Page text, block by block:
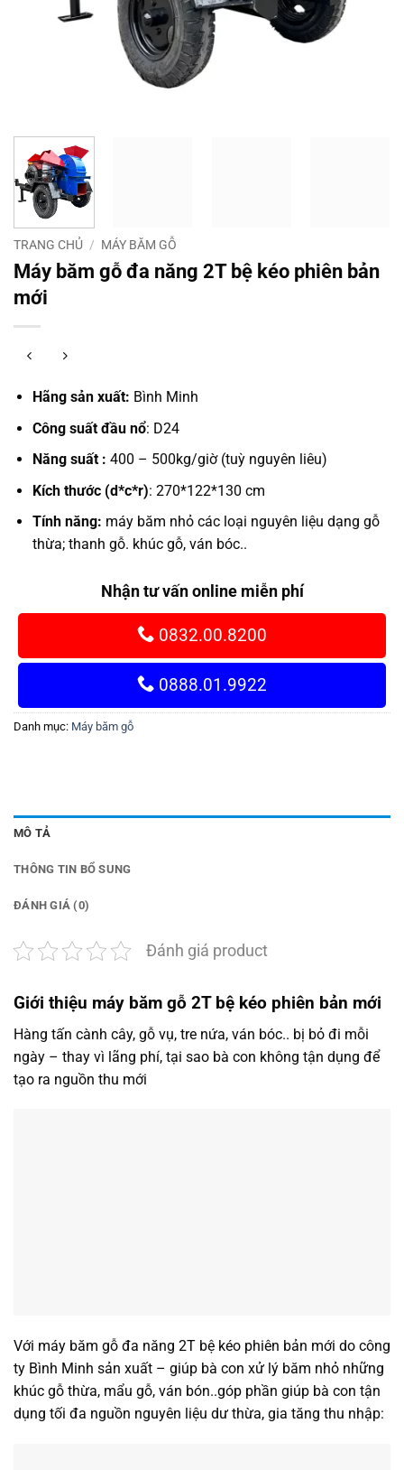
TRANG CHỦ / MÁY BĂM GỖ
Máy băm gỗ đa năng 2T bệ kéo phiên bản
mới
Hãng sản xuất: Bình Minh
Công suất đầu nổ: D24
Năng suất : 400 – 500kg/giờ (tuỳ nguyên liêu)
Kích thước (d*c*r): 270*122*130 cm
Tính năng: máy băm nhỏ các loại nguyên liệu dạng gỗ
thừa; thanh gỗ. khúc gỗ, ván bóc..
Nhận tư vấn online miễn phí
0832.00.8200
0888.01.9922
Danh mục: Máy băm gỗ
MÔ TẢ
THÔNG TIN BỔ SUNG
ĐÁNH GIÁ (0)
Đánh giá product
Giới thiệu máy băm gỗ 2T bệ kéo phiên bản mới
Hàng tấn cành cây, gỗ vụ, tre nứa, ván bóc.. bị bỏ đi mỗi
ngày – thay vì lãng phí, tại sao bà con không tận dụng để
tạo ra nguồn thu mới
Với máy băm gỗ đa năng 2T bệ kéo phiên bản mới do công
ty Bình Minh sản xuất – giúp bà con xử lý băm nhỏ những
khúc gỗ thừa, mẩu gỗ, ván bón..góp phần giúp bà con tận
dụng tối đa nguồn nguyên liệu dư thừa, gia tăng thu nhập: